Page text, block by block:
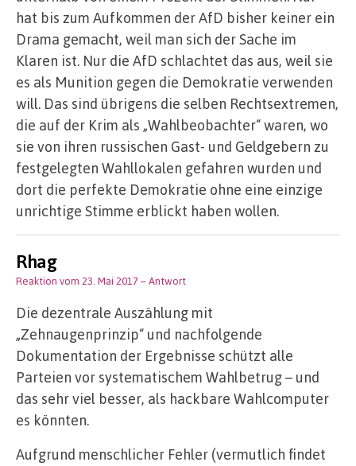
hat bis zum Aufkommen der AfD bisher keiner ein
Drama gemacht, weil man sich der Sache im
Klaren ist. Nur die AfD schlachtet das aus, weil sie
es als Munition gegen die Demokratie verwenden
will. Das sind übrigens die selben Rechtsextremen,
die auf der Krim als „Wahlbeobachter“ waren, wo
sie von ihren russischen Gast- und Geldgebern zu
festgelegten Wahllokalen gefahren wurden und
dort die perfekte Demokratie ohne eine einzige
unrichtige Stimme erblickt haben wollen.
Rhag
Reaktion vom 23. Mai 2017– Antwort
Die dezentrale Auszählung mit
„Zehnaugenprinzip“ und nachfolgende
Dokumentation der Ergebnisse schützt alle
Parteien vor systematischem Wahlbetrug – und
das sehr viel besser, als hackbare Wahlcomputer
es könnten.
Aufgrund menschlicher Fehler (vermutlich findet